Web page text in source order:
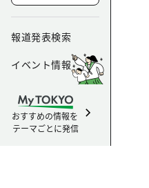
報道発表検索
イベント情報
おすすめの情報を
テーマごとに発信